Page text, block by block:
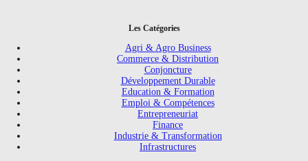
Les Catégories
Agri & Agro Business
Commerce & Distribution
Conjoncture
Développement Durable
Education & Formation
Emploi & Compétences
Entrepreneuriat
Finance
Industrie & Transformation
Infrastructures